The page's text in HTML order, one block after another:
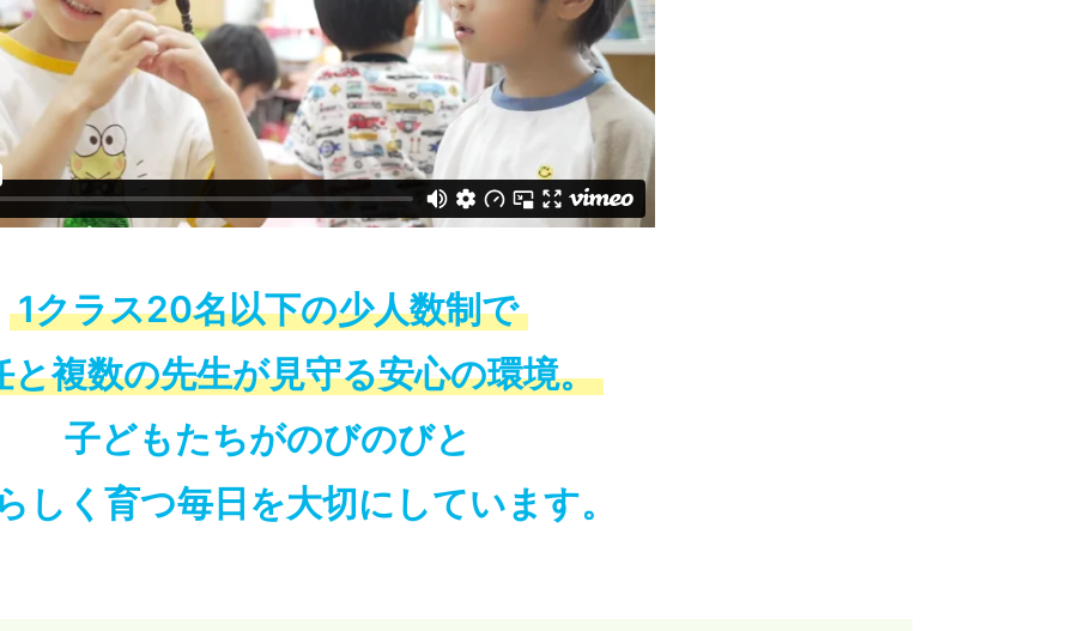
1クラス20名以下の少人数制で
と複数の先生が見守る安心の環境。
子どもたちがのびのびと
しく育つ毎日を大切にしています。